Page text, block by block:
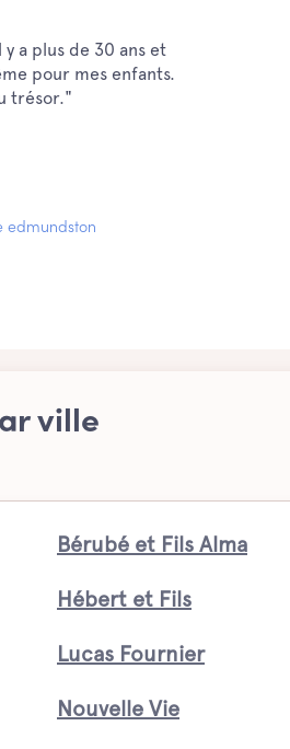
y a plus de 30 ans et
pour mes enfants.
trésor."
ville
Bérubé et Fils Alma
Hébert et Fils
Lucas Fournier
Nouvelle Vie